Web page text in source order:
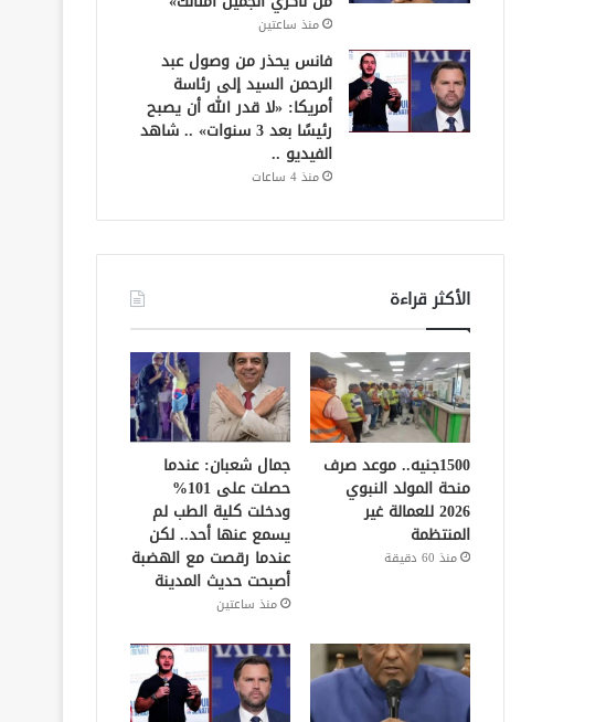
منذ ساعتين
فانس يحذر من وصول عبد
الرحمن السيد إلى رئاسة
أمريكا: «لا قدر الله أن يصبح
رئيسًا بعد 3 سنوات» .. شاهد
الفيديو ..
منذ 4 ساعات
الأكثر قراءة
1500جنيه.. موعد صرف
منحة المولد النبوي
2026 للعمالة غير
المنتظمة
منذ 60 دقيقة
جمال شعبان: عندما
حصلت على 101%
ودخلت كلية الطب لم
يسمع عنها أحد.. لكن
عندما رقصت مع الهضبة
أصبحت حديث المدينة
منذ ساعتين